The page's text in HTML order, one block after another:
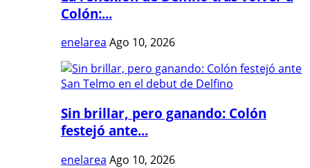
Colón:...
enelarea Ago 10, 2026
Sin brillar, pero ganando: Colón
festejó ante...
enelarea Ago 10, 2026